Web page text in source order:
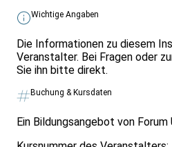
Wichtige Angaben
Die Informationen zu diesem
Veranstalter. Bei Fragen oder
Sie ihn bitte direkt.
Buchung & Kursdaten
Ein Bildungsangebot von Forum